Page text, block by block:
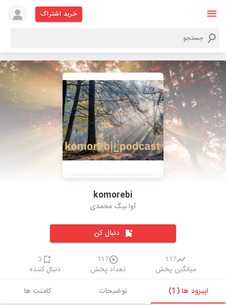
خرید اشتراک
komorebi
آوا بیگ محمدی
دنبال کن
117
میانگین پخش
117
تعداد پخش
3
دنبال کننده
اپیزود ها (1)
توضیحات کامنت ها